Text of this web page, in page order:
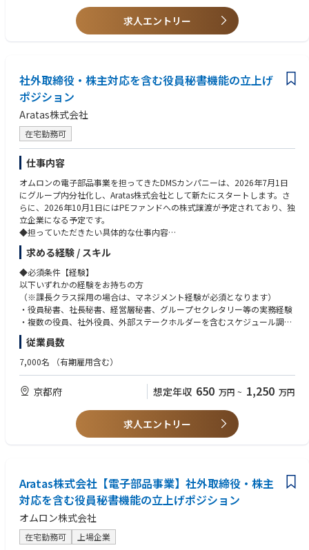
お持ちの経験や強みに合わせて、下記の業務についても柔軟に対応してい
ただきたいと考えています。
商業登記手続きなど
◆IT環境・セキュリティ管理
社内SaaS・ITツールの管理、PCなどの資産管理、入退社に伴うIT環境の準
備、外部ITベンダーとの連携など
※ポジションの魅力※
IPO準備や組織拡大中のフェーズに合わせた最適なコーポレート組織づく
りをサポートできる裁量の大きいポジションです。
地域創生・行政DXという社会性の高い事業領域において、やりがいをもっ
てチャレンジできることでしょう。
・IPO準備企業、または上場企業での総務・ガバナンス実務経験
・SaaS／IT企業、または急成長スタートアップでのバックオフィス経験
・法務の一次対応（契約チェックなど）や弁護士との連携経験
求人エントリー
社外取締役・株主対応を含む役員秘書機能の立上げ
ポジション
Aratas株式会社
在宅勤務可
仕事内容
オムロンの電子部品事業を担ってきたDMSカンパニーは、2026年7月1日
にグループ内分社化し、Aratas株式会社として新たにスタートします。さ
らに、2026年10月1日にはPEファンドへの株式譲渡が予定されており、独
立企業になる予定です。
◆担っていただきたい具体的な仕事内容
社内・社外取締役を対象とした役員秘書機能の立上げおよび実行を担って
いただきます。特に、株式譲渡後に新たに就任予定の社外取締役、株主関
係者、社内経営陣とのコミュニケーションが円滑に進むよう、役員サポー
ト体制を設計・運用いただきます。
【1. 役員秘書機能の立上げ】
・Aratasの経営体制・ガバナンス体制に適した役員秘書機能の設計。
・社内取締役、社外取締役、株主関係者との連絡・調整プロセスの構築。
・秘書業務に関する社内ルール、運用フロー、ナレッジの整備
【2. 役員秘書業務の実行】
・社内取締役、社外取締役のスケジュール調整、会議設定、日程管理
・取締役会、経営会議、株主・社外取締役との会議等の調整・案内
・会議資料の準備依頼、回収、体裁確認、共有、事前送付
・役員の業務遂行に必要な各種サポート
・社外取締役や株主関係者からの問い合わせ対応窓口
・取締役会後のアクションアイテム管理、フォローアップ支援
・株主、社外取締役、監査役等とのコミュニケーション支援
・その他、役員・取締役会運営に関する業務全般
※担当範囲は、ご経験・専門性を踏まえて相談のうえ決定します。秘書業
務をベースとしつつ、取締役会事務局・経営管理・コーポレートガバナン
ス関連業務へ領域を広げていただくことを期待しています。
求める経験 / スキル
◆必須条件【経験】
以下いずれかの経験をお持ちの方
（※課長クラス採用の場合は、マネジメント経験が必須となります）
・役員秘書、社長秘書、経営層秘書、グループセクレタリー等の実務経験
・複数の役員、社外役員、外部ステークホルダーを含むスケジュール調
整・会議運営経験
・取締役会、経営会議、役員会議、株主関連会議等の重要会議体の運営支
援経験
・経営企画、総務、法務、広報、IR、コーポレート部門等での経営層サポ
ート経験
※上場企業、大手企業、製造業、PEファンド投資先企業、グローバル企業
等での役員対応経験がある方は特に歓迎します。
ビジネスマナー、文章力、調整力
・複数の関係者・会議・タスクを同時に管理できるスケジュール管理力、
段取り力
・機密情報を適切に取り扱える高い倫理観、守秘義務意識
・会議体運営に必要な資料準備、議事録、関係者連絡、タスクフォローの
実務スキル
従業員数
7,000名 （有期雇用含む）
京都府 想定年収 650 万円 ~ 1,250 万円
求人エントリー
Aratas株式会社【電子部品事業】社外取締役・株主
対応を含む役員秘書機能の立上げポジション
オムロン株式会社
在宅勤務可 上場企業